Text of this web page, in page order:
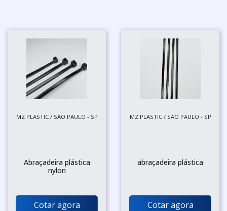
MZ PLASTIC / SÃO PAULO - SP
Abraçadeira plástica
nylon
Cotar agora
MZ PLASTIC / SÃO PAULO - SP
abraçadeira plástica
Cotar agora